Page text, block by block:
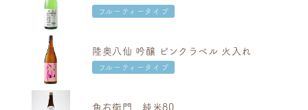
フルーティータイプ
陸奥八仙 吟醸 ピンクラベル 火入れ
フルーティータイプ
角右衛門 純米80